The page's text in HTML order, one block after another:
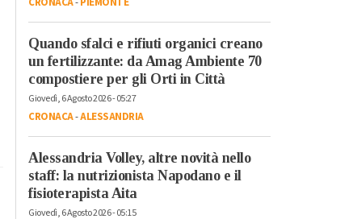
Quando sfalci e rifiuti organici creano
un fertilizzante: da Amag Ambiente 70
compostiere per gli Orti in Città
Giovedì, 6 Agosto 2026 - 05:27
CRONACA-ALESSANDRIA
Alessandria Volley, altre novità nello
staff: la nutrizionista Napodano e il
fisioterapista Aita
Giovedì, 6 Agosto 2026 - 05:15